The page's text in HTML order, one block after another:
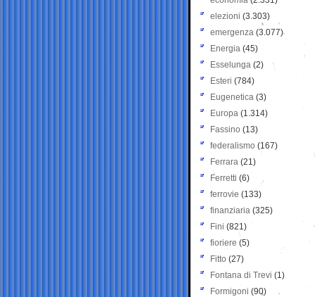
elezioni (3.303)
emergenza (3.077)
Energia (45)
Esselunga (2)
Esteri (784)
Eugenetica (3)
Europa (1.314)
Fassino (13)
federalismo (167)
Ferrara (21)
Ferretti (6)
ferrovie (133)
finanziaria (325)
Fini (821)
fioriere (5)
Fitto (27)
Fontana di Trevi (1)
Formigoni (90)